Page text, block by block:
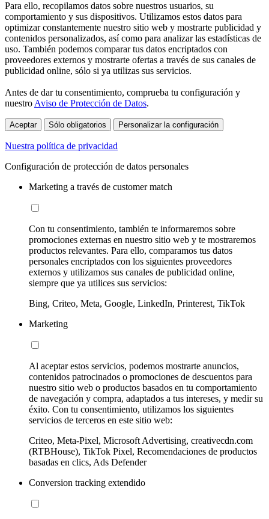
Para ello, recopilamos datos sobre nuestros usuarios, su
comportamiento y sus dispositivos. Utilizamos estos datos para
optimizar constantemente nuestro sitio web y mostrarte publicidad y
contenidos personalizados, así como para analizar las estadísticas de
uso. También podemos comparar tus datos encriptados con
proveedores externos y mostrarte ofertas a través de sus canales de
publicidad online, sólo si ya utilizas sus servicios.
Antes de dar tu consentimiento, comprueba tu configuración y
nuestro Aviso de Protección de Datos.
Aceptar Sólo obligatorios Personalizar la configuración
Nuestra política de privacidad
Configuración de protección de datos personales
Marketing a través de customer match
Con tu consentimiento, también te informaremos sobre
promociones externas en nuestro sitio web y te mostraremos
productos relevantes. Para ello, comparamos tus datos
personales encriptados con los siguientes proveedores
externos y utilizamos sus canales de publicidad online,
siempre que ya utilices sus servicios:
Bing, Criteo, Meta, Google, LinkedIn, Printerest, TikTok
Marketing
Al aceptar estos servicios, podemos mostrarte anuncios,
contenidos patrocinados o promociones de descuentos para
nuestro sitio web o productos basados en tu comportamiento
de navegación y compra, adaptados a tus intereses, y medir su
éxito. Con tu consentimiento, utilizamos los siguientes
servicios de terceros en este sitio web:
Criteo, Meta-Pixel, Microsoft Advertising, creativecdn.com
(RTBHouse), TikTok Pixel, Recomendaciones de productos
basadas en clics, Ads Defender
Conversion tracking extendido